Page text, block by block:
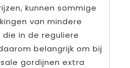
kunnen sommige
van mindere
in de reguliere
belangrijk om bij
gordijnen extra